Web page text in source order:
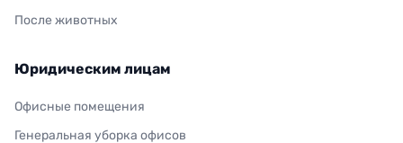
После животных
Юридическим лицам
Офисные помещения
Генеральная уборка офисов